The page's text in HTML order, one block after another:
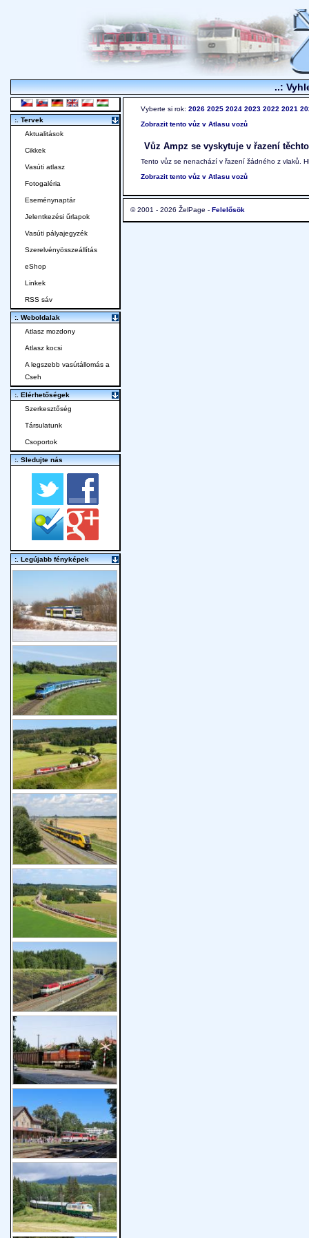
..:
Vyberte si rok: 2026 2025 2024 2023 2022 2021
Zobrazit tento vůz v Atlasu vozů
Vůz Ampz se vyskytuje v řazení
Tento vůz se nenachází v řazení žádného z vlaků.
Zobrazit tento vůz v Atlasu vozů
© 2001 - 2026 ŽelPage - Felelősök
:. Tervek
Aktualitások
Cikkek
Vasúti atlasz
Fotogaléria
Eseménynaptár
Jelentkezési űrlapok
Vasúti pályajegyzék
Szerelvényösszeállítás
eShop
Linkek
RSS sáv
:. Weboldalak
Atlasz mozdony
Atlasz kocsi
A legszebb vasútállomás a
Cseh
:. Elérhetőségek
Szerkesztőség
Társulatunk
Csoportok
:. Sledujte nás
:. Legújabb fényképek